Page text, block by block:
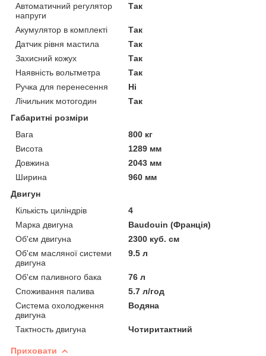
Автоматичний регулятор
напруги
Так
Акумулятор в комплекті
Так
Датчик рівня мастила
Так
Захисний кожух
Так
Наявність вольтметра
Так
Ручка для перенесення
Ні
Лічильник мотогодин
Так
Габаритні розміри
Вага
800 кг
Висота
1289 мм
Довжина
2043 мм
Ширина
960 мм
Двигун
Кількість циліндрів
4
Марка двигуна
Baudouin (Франція)
Об'єм двигуна
2300 куб. см
Об'єм масляної системи
двигуна
9.5 л
Об'єм паливного бака
76 л
Споживання палива
5.7 л/год
Система охолодження
двигуна
Водяна
Тактность двигуна Чотиритактний
Приховати